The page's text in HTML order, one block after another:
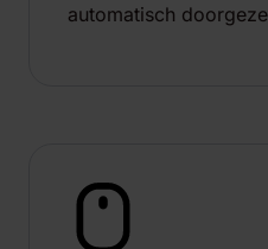
automatisch